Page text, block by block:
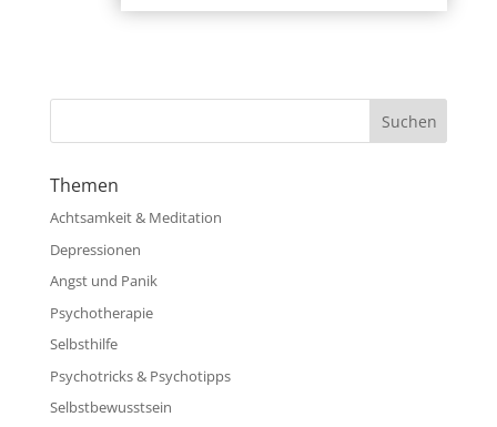
Themen
Achtsamkeit & Meditation
Depressionen
Angst und Panik
Psychotherapie
Selbsthilfe
Psychotricks & Psychotipps
Selbstbewusstsein